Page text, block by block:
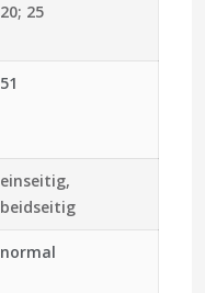
20; 25
51
einseitig,
beidseitig
normal